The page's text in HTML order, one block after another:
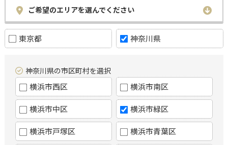
ご希望のエリアを選んでください
東京都 神奈川県
神奈川県の市区町村を選択
横浜市西区 横浜市南区
横浜市中区 横浜市緑区
横浜市戸塚区 横浜市青葉区